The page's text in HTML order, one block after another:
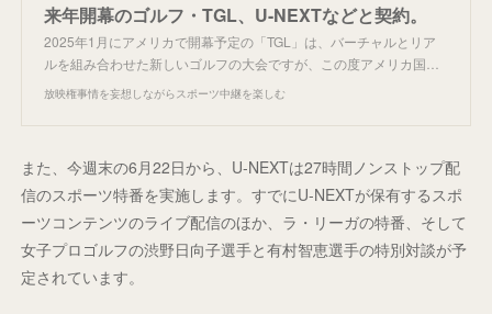
来年開幕のゴルフ・TGL、U-NEXTなどと契約。
2025年1月にアメリカで開幕予定の「TGL」は、バーチャルとリア
ルを組み合わせた新しいゴルフの大会ですが、この度アメリカ国…
放映権事情を妄想しながらスポーツ中継を楽しむ
また、今週末の6月22日から、U-NEXTは27時間ノンストップ配
信のスポーツ特番を実施します。すでにU-NEXTが保有するスポ
ーツコンテンツのライブ配信のほか、ラ・リーガの特番、そして
女子プロゴルフの渋野日向子選手と有村智恵選手の特別対談が予
定されています。